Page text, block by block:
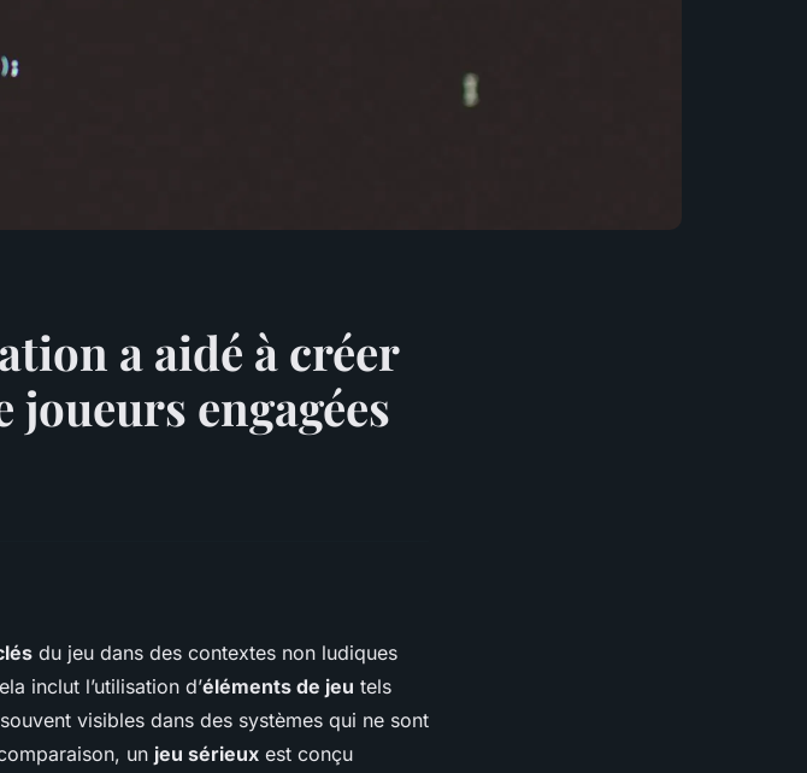
a aidé à créer
joueurs engagées
du jeu dans des contextes non ludiques
inclut l’utilisation d’éléments de jeu tels
visibles dans des systèmes qui ne sont
un jeu sérieux est conçu